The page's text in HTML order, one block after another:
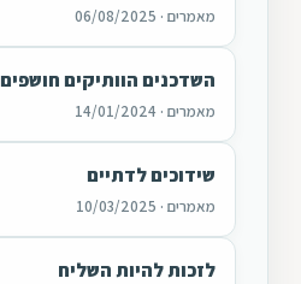
מאמרים · 06/08/2025
השדכנים הוותיקים חושפים
מאמרים · 14/01/2024
שידוכים לדתיים
מאמרים · 10/03/2025
לזכות להיות השליח